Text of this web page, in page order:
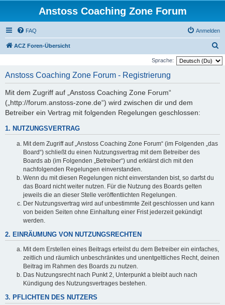
Anstoss Coaching Zone Forum
FAQ Anmelden
ACZ Foren-Übersicht
u
Sprache:
Anstoss Coaching Zone Forum - Registrierung
Mit dem Zugriff auf „Anstoss Coaching Zone Forum“
(„http://forum.anstoss-zone.de“) wird zwischen dir und dem
Betreiber ein Vertrag mit folgenden Regelungen geschlossen:
1. NUTZUNGSVERTRAG
Mit dem Zugriff auf „Anstoss Coaching Zone Forum“ (im Folgenden „das
Board“) schließt du einen Nutzungsvertrag mit dem Betreiber des
Boards ab (im Folgenden „Betreiber“) und erklärst dich mit den
nachfolgenden Regelungen einverstanden.
Wenn du mit diesen Regelungen nicht einverstanden bist, so darfst du
das Board nicht weiter nutzen. Für die Nutzung des Boards gelten
jeweils die an dieser Stelle veröffentlichten Regelungen.
Der Nutzungsvertrag wird auf unbestimmte Zeit geschlossen und kann
von beiden Seiten ohne Einhaltung einer Frist jederzeit gekündigt
werden.
2. EINRÄUMUNG VON NUTZUNGSRECHTEN
Mit dem Erstellen eines Beitrags erteilst du dem Betreiber ein einfaches,
zeitlich und räumlich unbeschränktes und unentgeltliches Recht, deinen
Beitrag im Rahmen des Boards zu nutzen.
Das Nutzungsrecht nach Punkt 2, Unterpunkt a bleibt auch nach
Kündigung des Nutzungsvertrages bestehen.
3. PFLICHTEN DES NUTZERS